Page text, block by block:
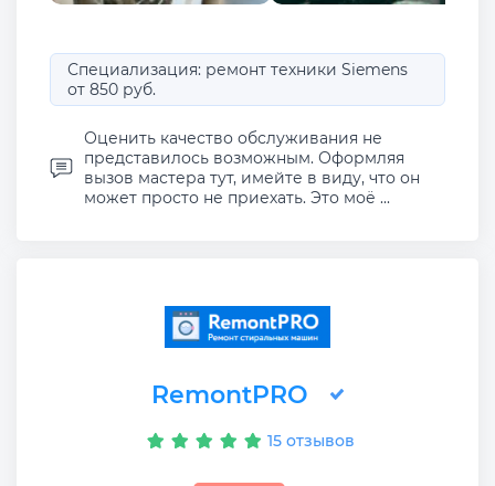
Специализация: ремонт техники Siemens
от 850 руб.
Оценить качество обслуживания не
представилось возможным. Оформляя
вызов мастера тут, имейте в виду, что он
может просто не приехать. Это моё ...
RemontPRO
15 отзывов